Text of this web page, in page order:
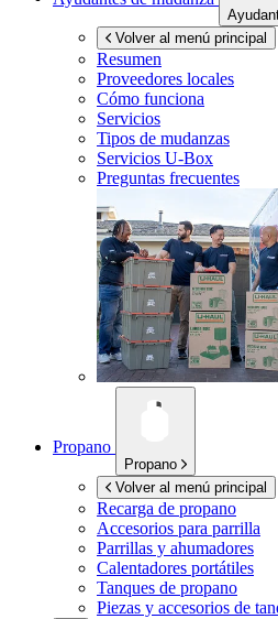
Volver al menú principal
Resumen
Proveedores locales
Cómo funciona
Servicios
Tipos de mudanzas
Servicios U-Box
Preguntas frecuentes
Propano
Propano
Volver al menú principal
Recarga de propano
Accesorios para parrilla
Parrillas y ahumadores
Calentadores portátiles
Tanques de propano
Piezas y accesorios de